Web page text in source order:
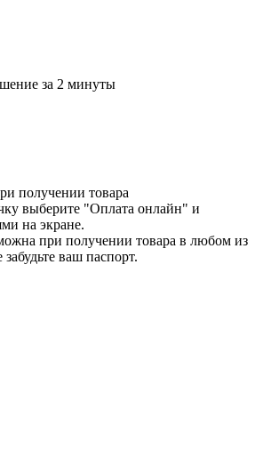
за 2 минуты
получении товара
выберите "Оплата онлайн" и
на экране.
при получении товара в любом из
ваш паспорт.